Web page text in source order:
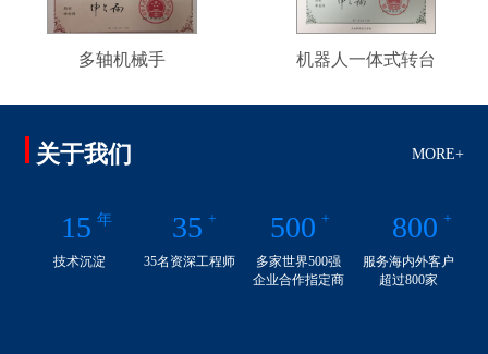
多轴机械手 机器人一体式转台
关于我们 MORE+
15 年
技术沉淀
35 +
35名资深工程师
500 +
多家世界500强
企业合作指定商
800 +
服务海内外客户
超过800家